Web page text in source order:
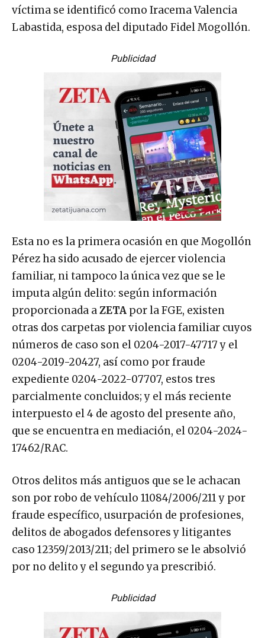
víctima se identificó como Iracema Valencia
Labastida, esposa del diputado Fidel Mogollón.
Publicidad
Esta no es la primera ocasión en que Mogollón
Pérez ha sido acusado de ejercer violencia
familiar, ni tampoco la única vez que se le
imputa algún delito: según información
proporcionada aZETA por la FGE, existen
otras dos carpetas por violencia familiar cuyos
números de caso son el 0204-2017-47717 y el
0204-2019-20427, así como por fraude
expediente 0204-2022-07707, estos tres
parcialmente concluidos; y el más reciente
interpuesto el 4 de agosto del presente año,
que se encuentra en mediación, el 0204-2024-
17462/RAC.
Otros delitos más antiguos que se le achacan
son por robo de vehículo 11084/2006/211 y por
fraude específico, usurpación de profesiones,
delitos de abogados defensores y litigantes
caso 12359/2013/211; del primero se le absolvió
por no delito y el segundo ya prescribió.
Publicidad